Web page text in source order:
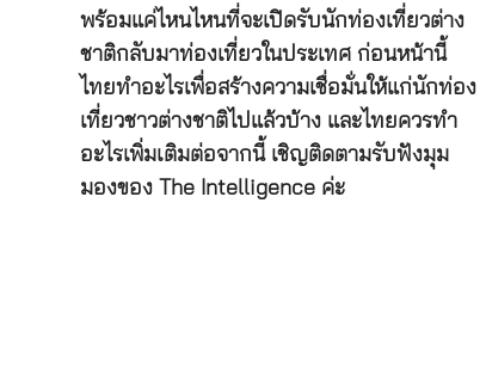
พร้อมแค่ไหนไหนที่จะเปิดรับนักท่องเที่ยวต่าง
ชาติกลับมาท่องเที่ยวในประเทศ ก่อนหน้านี้
ไทยทำอะไรเพื่อสร้างความเชื่อมั่นให้แก่นักท่อง
เที่ยวชาวต่างชาติไปแล้วบ้าง และไทยควรทำ
อะไรเพิ่มเติมต่อจากนี้ เชิญติดตามรับฟังมุม
มองของ The Intelligence ค่ะ